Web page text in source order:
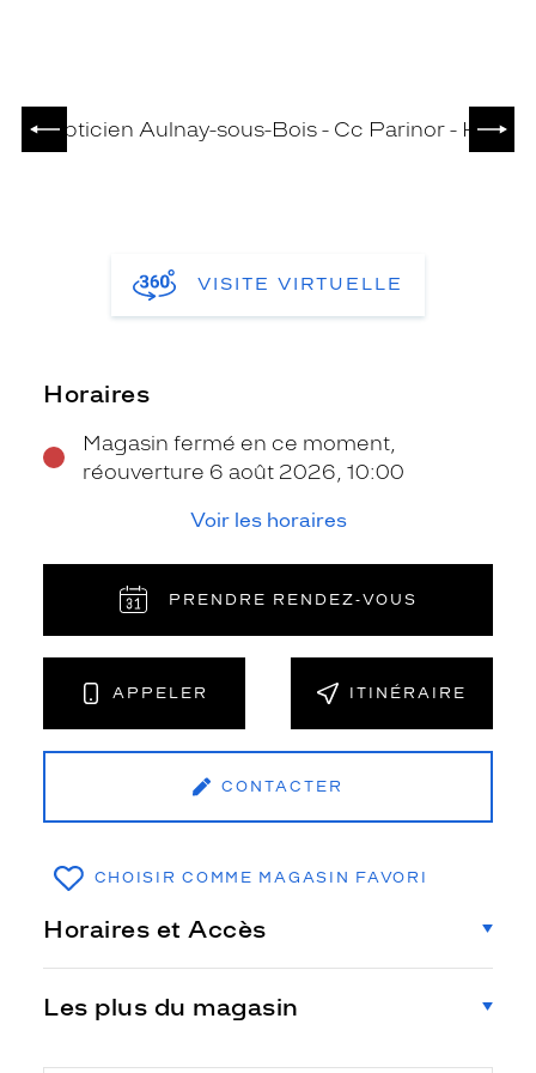
VISITE VIRTUELLE
Horaires
Magasin fermé en ce moment,
réouverture 6 août 2026, 10:00
Voir les horaires
PRENDRE RENDEZ‑VOUS
APPELER ITINÉRAIRE
CONTACTER
CHOISIR COMME MAGASIN FAVORI
Horaires et Accès
Les plus du magasin